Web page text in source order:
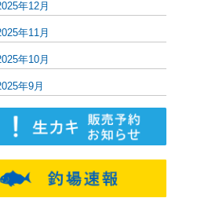
年12月
年11月
年10月
年9月